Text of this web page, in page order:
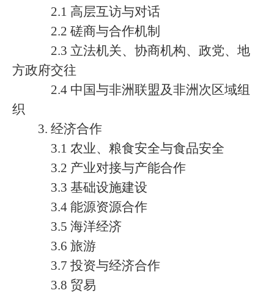
2.1 高层互访与对话
2.2 磋商与合作机制
2.3 立法机关、协商机构、政党、地
方政府交往
2.4 中国与非洲联盟及非洲次区域组
织
3. 经济合作
3.1 农业、粮食安全与食品安全
3.2 产业对接与产能合作
3.3 基础设施建设
3.4 能源资源合作
3.5 海洋经济
3.6 旅游
3.7 投资与经济合作
3.8 贸易